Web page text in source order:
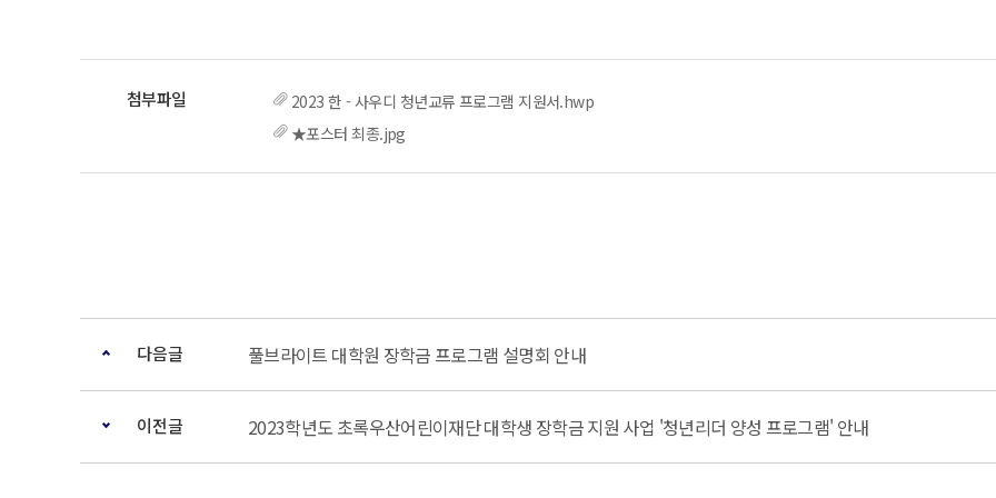
2023 한 - 사우디 청년교류 프로그램 지원서.hwp
★포스터 최종.jpg
다음글 풀브라이트 대학원 장학금 프로그램 설명회 안내
이전글 2023학년도 초록우산어린이재단 대학생 장학금 지원 사업 '청년리더 양성 프로그램' 안내